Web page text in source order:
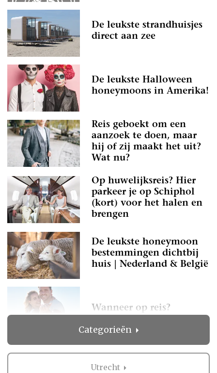
Categorieën
Utrecht
De leukste strandhuisjes
direct aan zee
De leukste Halloween
honeymoons in Amerika!
Reis geboekt om een
aanzoek te doen, maar
hij of zij maakt het uit?
Wat nu?
Op huwelijksreis? Hier
parkeer je op Schiphol
(kort) voor het halen en
brengen
De leukste honeymoon
bestemmingen dichtbij
huis | Nederland & België
Wanneer op reis?